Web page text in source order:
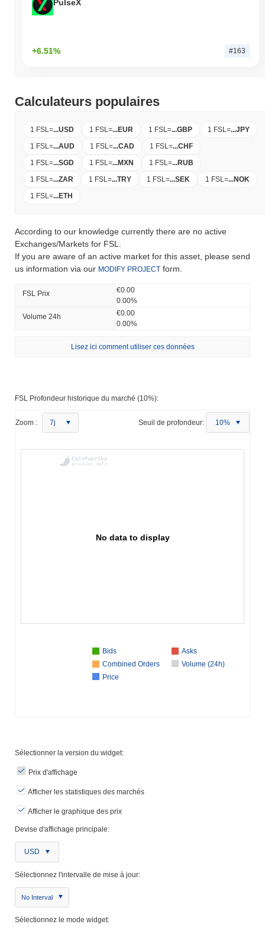
PulseX
+6.51% #163
Calculateurs populaires
1 FSL =...USD 1 FSL =...EUR 1 FSL =...GBP 1 FSL =...JPY
1 FSL =...AUD 1 FSL =...CAD 1 FSL =...CHF
1 FSL =...SGD 1 FSL =...MXN 1 FSL =...RUB
1 FSL =...ZAR 1 FSL =...TRY 1 FSL =...SEK 1 FSL =...NOK
1 FSL =...ETH
According to our knowledge currently there are no active
Exchanges/Markets for FSL.
If you are aware of an active market for this asset, please send
us information via our MODIFY PROJECT form.
FSL Prix ​​
€0.00
0.00%
Volume 24h
€0.00
0.00%
Lisez ici comment utiliser ces données
FSL Profondeur historique du marché (10%):
Zoom : 7j Seuil de profondeur: 10%
No data to display
Bids
Asks
Combined Orders
Volume (24h)
Price
Sélectionner la version du widget:
Prix ​​d'affichage
Afficher les statistiques des marchés
Afficher le graphique des prix
Devise d'affichage principale:
USD
Sélectionnez l'intervalle de mise à jour:
No Interval
Sélectionnez le mode widget: